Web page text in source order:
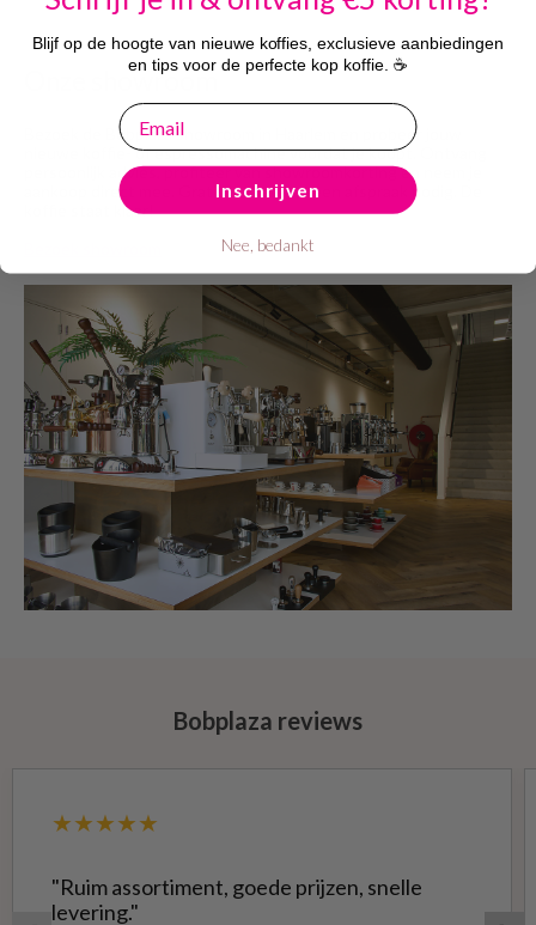
Onze showroom
Bezoek de Bobplaza showroom in Haarlem en probeer jouw
nieuwe koffie- of espressomachine voordat je koopt. Ontvang
persoonlijk advies, profiteer van showroomkorting en neem je
aankoop direct mee. Gratis parkeren, geen afspraak nodig. De
koffie staat klaar!
Bobplaza reviews
★★★★★
"Ruim assortiment, goede prijzen, snelle
levering."
Blijf op de hoogte van nieuwe koffies, exclusieve aanbiedingen
en tips voor de perfecte kop koffie. ☕
email
Inschrijven
Nee, bedankt